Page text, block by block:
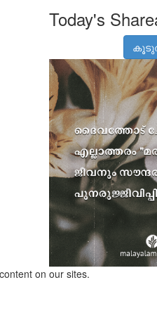
Today's
on our sites.